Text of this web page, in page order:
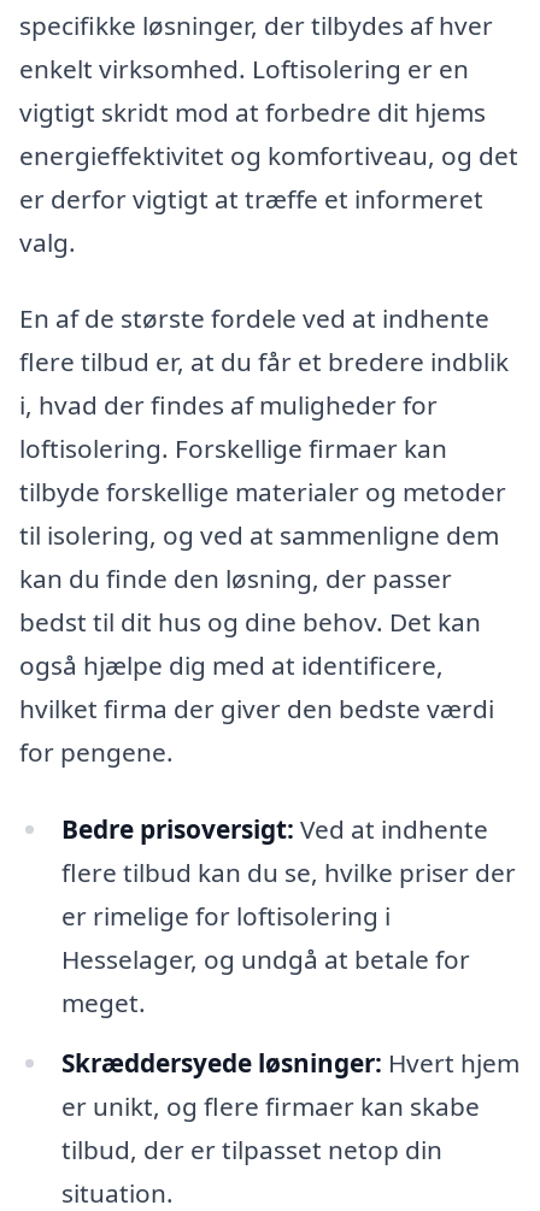
specifikke løsninger, der tilbydes af hver
enkelt virksomhed. Loftisolering er en
vigtigt skridt mod at forbedre dit hjems
energieffektivitet og komfortiveau, og det
er derfor vigtigt at træffe et informeret
valg.
En af de største fordele ved at indhente
flere tilbud er, at du får et bredere indblik
i, hvad der findes af muligheder for
loftisolering. Forskellige firmaer kan
tilbyde forskellige materialer og metoder
til isolering, og ved at sammenligne dem
kan du finde den løsning, der passer
bedst til dit hus og dine behov. Det kan
også hjælpe dig med at identificere,
hvilket firma der giver den bedste værdi
for pengene.
Bedre prisoversigt: Ved at indhente
flere tilbud kan du se, hvilke priser der
er rimelige for loftisolering i
Hesselager, og undgå at betale for
meget.
Skræddersyede løsninger: Hvert hjem
er unikt, og flere firmaer kan skabe
tilbud, der er tilpasset netop din
situation.